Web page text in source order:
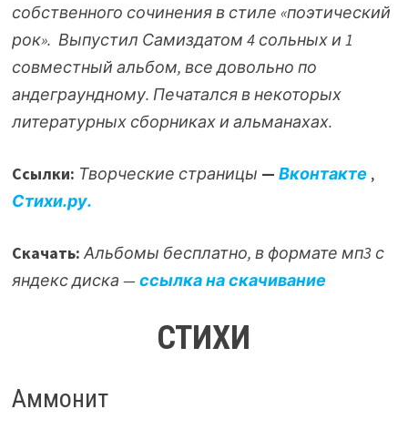
собственного сочинения в стиле «поэтический
рок». Выпустил Самиздатом 4 сольных и 1
совместный альбом, все довольно по
андеграундному. Печатался в некоторых
литературных сборниках и альманахах.
Ссылки: Творческие страницы — Вконтакте ,
Стихи.ру.
Скачать: Альбомы бесплатно, в формате мп3 с
яндекс диска —ссылка на скачивание
СТИХИ
Аммонит